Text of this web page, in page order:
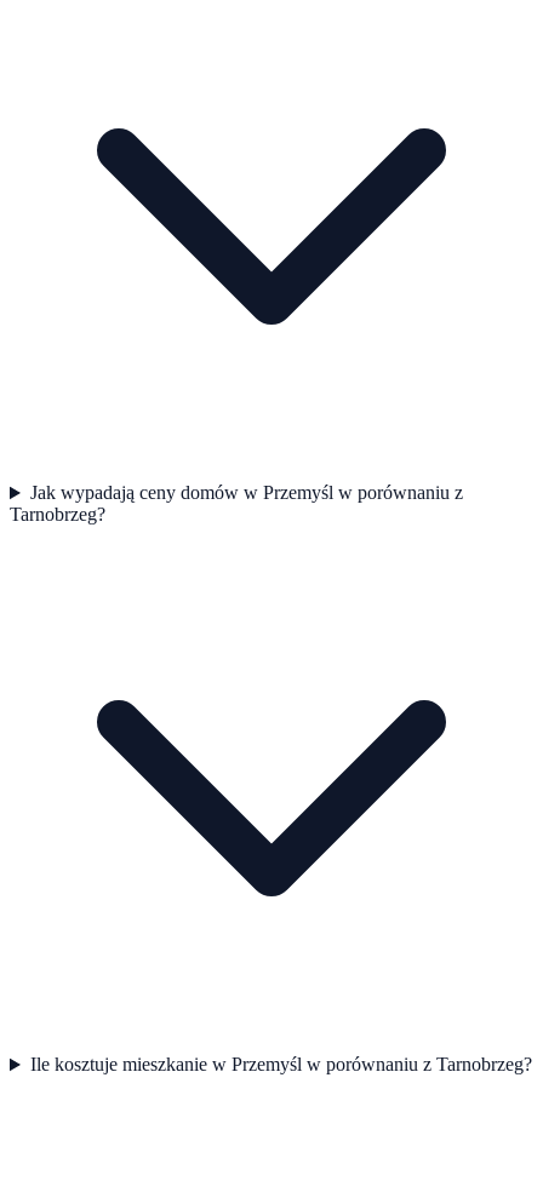
Jak wypadają ceny domów w Przemyśl w porównaniu z
Tarnobrzeg?
Ile kosztuje mieszkanie w Przemyśl w porównaniu z Tarnobrzeg?